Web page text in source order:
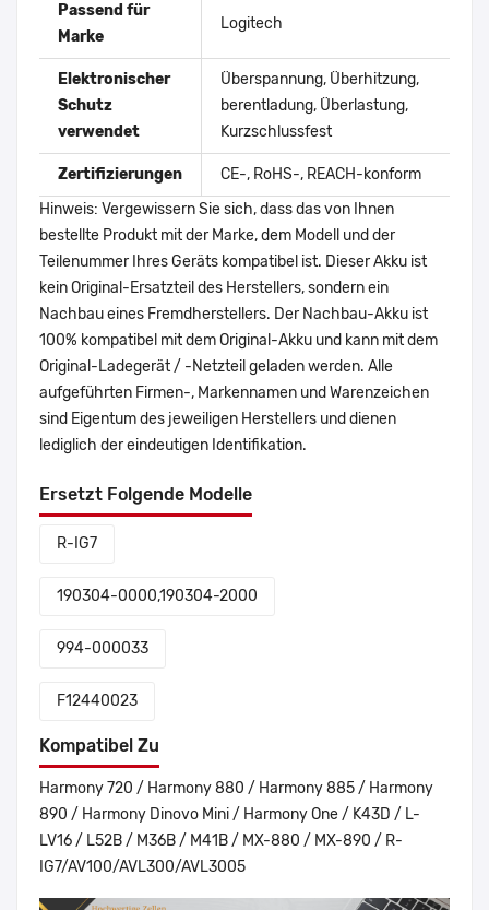
Passend für
Marke
Logitech
Elektronischer
Schutz
verwendet
Überspannung, Überhitzung,
berentladung, Überlastung,
Kurzschlussfest
Zertifizierungen
CE-, RoHS-, REACH-konform
Hinweis: Vergewissern Sie sich, dass das von Ihnen
bestellte Produkt mit der Marke, dem Modell und der
Teilenummer Ihres Geräts kompatibel ist. Dieser Akku ist
kein Original-Ersatzteil des Herstellers, sondern ein
Nachbau eines Fremdherstellers. Der Nachbau-Akku ist
100% kompatibel mit dem Original-Akku und kann mit dem
Original-Ladegerät / -Netzteil geladen werden. Alle
aufgeführten Firmen-, Markennamen und Warenzeichen
sind Eigentum des jeweiligen Herstellers und dienen
lediglich der eindeutigen Identifikation.
Ersetzt Folgende Modelle
R-IG7
190304-0000,190304-2000
994-000033
F12440023
Kompatibel Zu
Harmony 720 / Harmony 880 / Harmony 885 / Harmony
890 / Harmony Dinovo Mini / Harmony One / K43D / L-
LV16 / L52B / M36B / M41B / MX-880 / MX-890 / R-
IG7/AV100/AVL300/AVL3005